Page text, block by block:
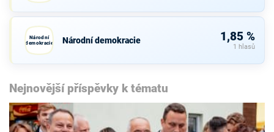
Národní
demokracie
Národní demokracie 1,85 %
1 hlasů
Nejnovější příspěvky k tématu